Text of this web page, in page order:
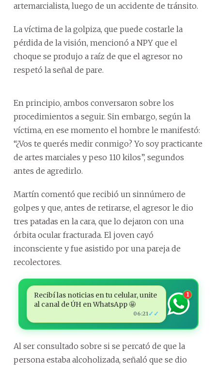
artemarcialista, luego de un accidente de tránsito.
La víctima de la golpiza, que puede costarle la
pérdida de la visión, mencionó a NPY que el
choque se produjo a raíz de que el agresor no
respetó la señal de pare.
En principio, ambos conversaron sobre los
procedimientos a seguir. Sin embargo, según la
víctima, en ese momento el hombre le manifestó:
“¿Vos te querés medir conmigo? Yo soy practicante
de artes marciales y peso 110 kilos”, segundos
antes de agredirlo.
Martín comentó que recibió un sinnúmero de
golpes y que, antes de retirarse, el agresor le dio
tres patadas en la cara, que lo dejaron con una
órbita ocular fracturada. El joven cayó
inconsciente y fue asistido por una pareja de
recolectores.
Recibí las noticias en tu celular, unite
al canal de ÚH en WhatsApp 🤩
06:21 ✓✓
1
Al ser consultado sobre si se percató de que la
persona estaba alcoholizada, señaló que se dio